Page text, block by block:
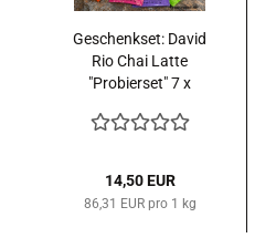
Geschenkset: David
Rio Chai Latte
"Probierset" 7 x
14,50 EUR
86,31 EUR pro 1 kg